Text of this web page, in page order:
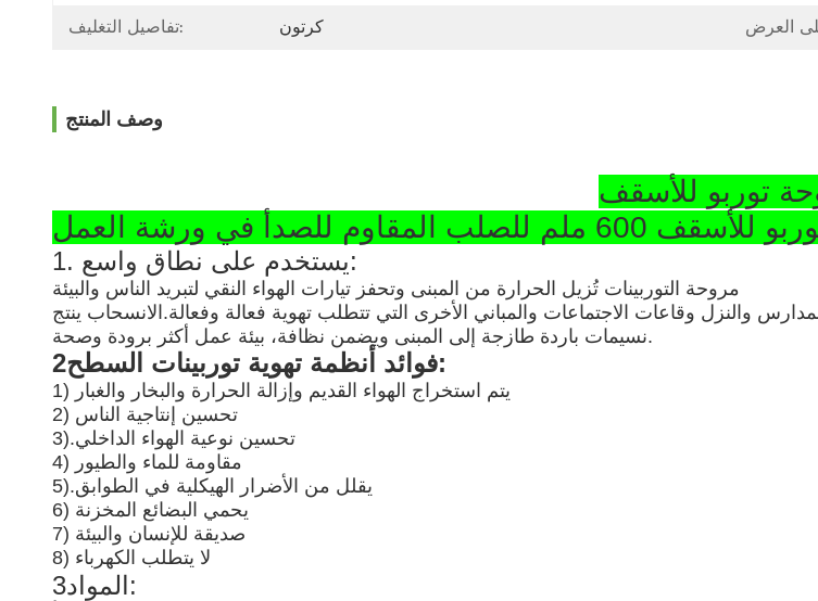
تفاصيل التغليف: كرتون
وصف المنتج
توربو للأسقف
1. يستخدم على نطاق واسع:
مروحة التوربينات تُزيل الحرارة من المبنى وتحفز تيارات الهواء النقي لتبريد الناس والبيئة
والنزل وقاعات الاجتماعات والمباني الأخرى التي تتطلب تهوية فعالة وفعالة.الانسحاب ينتج
نسيمات باردة طازجة إلى المبنى ويضمن نظافة، بيئة عمل أكثر برودة وصحة.
2فوائد أنظمة تهوية توربينات السطح:
1) يتم استخراج الهواء القديم وإزالة الحرارة والبخار والغبار
2) تحسين إنتاجية الناس
3).تحسين نوعية الهواء الداخلي
4) مقاومة للماء والطيور
5).يقلل من الأضرار الهيكلية في الطوابق
6) يحمي البضائع المخزنة
7) صديقة للإنسان والبيئة
8) لا يتطلب الكهرباء
3المواد: